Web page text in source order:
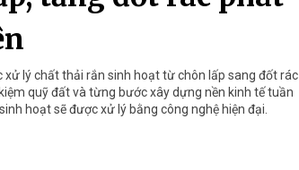
lý chất thải rắn sinh hoạt từ chôn lấp sang đốt rác
quỹ đất và từng bước xây dựng nền kinh tế tuần
hoạt sẽ được xử lý bằng công nghệ hiện đại.